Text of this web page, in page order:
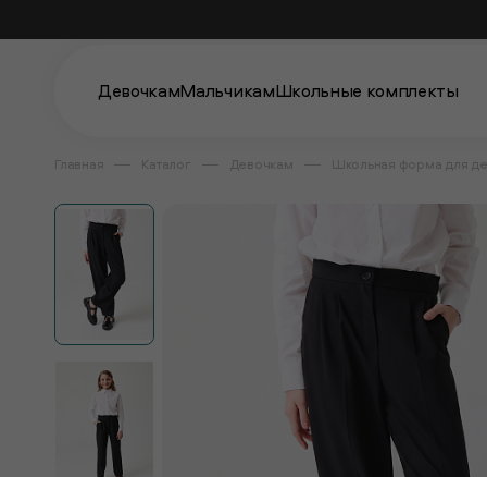
ДевочкамМальчикамШкольные комплекты
Главная Каталог Девочкам Школьная форма для